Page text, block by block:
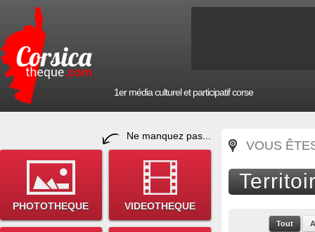
1er média culturel et participatif corse
Ne manquez pas...
PHOTOTHEQUE VIDEOTHEQUE
VOUS
Tout A